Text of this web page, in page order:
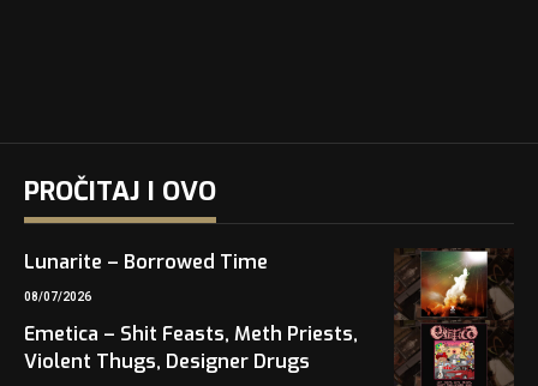
PROČITAJ I OVO
Lunarite – Borrowed Time
08/07/2026
Emetica – Shit Feasts, Meth Priests,
Violent Thugs, Designer Drugs